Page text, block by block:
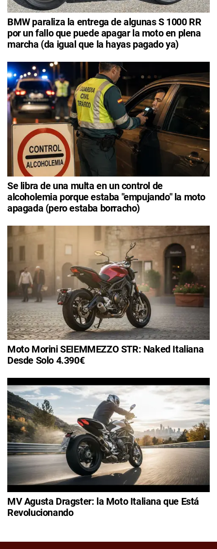
BMW paraliza la entrega de algunas S 1000 RR
por un fallo que puede apagar la moto en plena
marcha (da igual que la hayas pagado ya)
Se libra de una multa en un control de
alcoholemia porque estaba "empujando" la moto
apagada (pero estaba borracho)
Moto Morini SEIEMMEZZO STR: Naked Italiana
Desde Solo 4.390€
MV Agusta Dragster: la Moto Italiana que Está
Revolucionando